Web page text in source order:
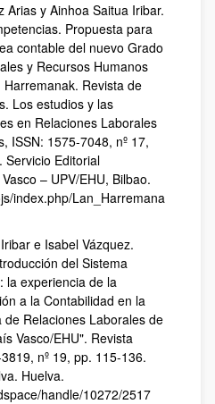
Arias y Ainhoa Saitua Iribar.
Propuesta para
contable del nuevo Grado
y Recursos Humanos
Revista de
Los estudios y las
en Relaciones Laborales
ISSN: 1575-7048, nº 17,
Editorial
– UPV/EHU, Bilbao.
index.php/Lan_Harremana
e Isabel Vázquez.
del Sistema
la experiencia de la
a la Contabilidad en la
de Relaciones Laborales de
Vasco/EHU". Revista
nº 19, pp. 115-136.
Huelva.
handle/10272/2517